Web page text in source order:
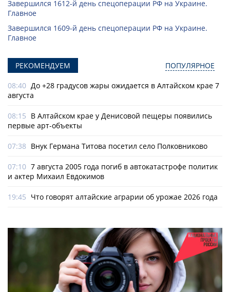
Завершился 1612-й день спецоперации РФ на Украине.
Главное
Завершился 1609-й день спецоперации РФ на Украине.
Главное
РЕКОМЕНДУЕМ ПОПУЛЯРНОЕ
08:40 До +28 градусов жары ожидается в Алтайском крае 7
августа
08:15 В Алтайском крае у Денисовой пещеры появились
первые арт-объекты
07:38 Внук Германа Титова посетил село Полковниково
07:10 7 августа 2005 года погиб в автокатастрофе политик
и актер Михаил Евдокимов
19:45 Что говорят алтайские аграрии об урожае 2026 года